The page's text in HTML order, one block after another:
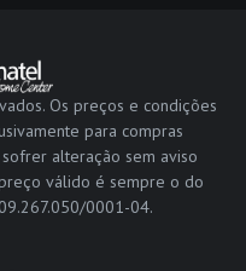
Os preços e condições
para compras
alteração sem aviso
válido é sempre o do
0001-04.